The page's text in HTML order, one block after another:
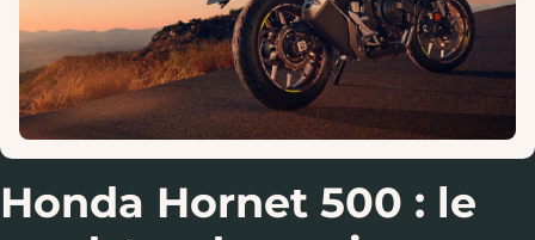
Honda Hornet 500 : le